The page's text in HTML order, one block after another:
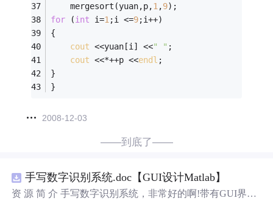
    mergesort(yuan,p,
1,9);
for (int i=1;i <=9;i++)
{
cout <<yuan[i] <<" " ;
cout <<*++p <<endl ;
}
}
2008-12-03
——到底了——
手写数字识别系统.doc【GUI设计Matlab】
资 源 简 介 手写数字识别系统，非常好的啊!带有GUI界